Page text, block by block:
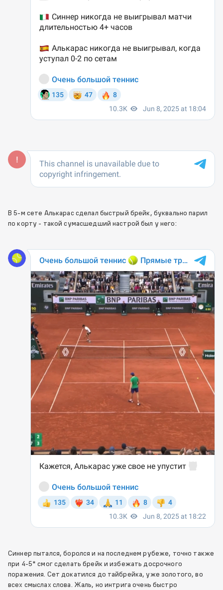
В 5-м сете Алькарас сделал быстрый брейк, буквально парил
по корту - такой сумасшедший настрой был у него:
Синнер пытался, боролся и на последнем рубеже, точно также
при 4-5* смог сделать брейк и избежать досрочного
поражения. Сет докатился до тайбрейка, уже золотого, во
всех смыслах слова. Жаль, но интрига очень быстро